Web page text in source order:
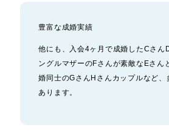
豊富な成婚実績
他にも、入会4ヶ月で成婚したCさん
ングルマザーのFさんが素敵なEさん
婚同士のGさんHさんカップルなど、
あります。